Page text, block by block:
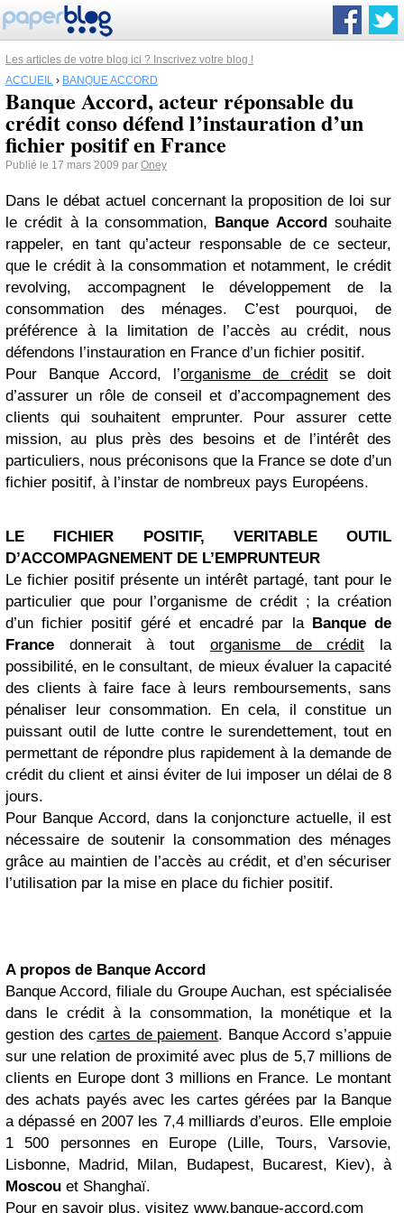
Les articles de votre blog ici ? Inscrivez votre blog !
ACCUEIL › BANQUE ACCORD
Banque Accord, acteur réponsable du
crédit conso défend l’instauration d’un
fichier positif en France
Publié le 17 mars 2009 par Oney
Dans le débat actuel concernant la proposition de loi sur
le crédit à la consommation, Banque Accordsouhaite
rappeler, en tant qu’acteur responsable de ce secteur,
que le crédit à la consommation et notamment, le crédit
revolving, accompagnent le développement de la
consommation des ménages. C’est pourquoi, de
préférence à la limitation de l’accès au crédit, nous
défendons l’instauration en France d’un fichier positif.
Pour Banque Accord, l’organisme de créditse doit
d’assurer un rôle de conseil et d’accompagnement des
clients qui souhaitent emprunter. Pour assurer cette
mission, au plus près des besoins et de l’intérêt des
particuliers, nous préconisons que la France se dote d’un
fichier positif, à l’instar de nombreux pays Européens.
LE FICHIER POSITIF, VERITABLE OUTIL
D’ACCOMPAGNEMENT DE L’EMPRUNTEUR
Le fichier positif présente un intérêt partagé, tant pour le
particulier que pour l’organisme de crédit ; la création
d’un fichier positif géré et encadré par la Banque de
France donnerait à tout organisme de crédit la
possibilité, en le consultant, de mieux évaluer la capacité
des clients à faire face à leurs remboursements, sans
pénaliser leur consommation. En cela, il constitue un
puissant outil de lutte contre le surendettement, tout en
permettant de répondre plus rapidement à la demande de
crédit du client et ainsi éviter de lui imposer un délai de 8
jours.
Pour Banque Accord, dans la conjoncture actuelle, il est
nécessaire de soutenir la consommation des ménages
grâce au maintien de l’accès au crédit, et d’en sécuriser
l’utilisation par la mise en place du fichier positif.
A propos de Banque Accord
Banque Accord, filiale du Groupe Auchan, est spécialisée
dans le crédit à la consommation, la monétique et la
gestion des cartes de paiement. Banque Accord s’appuie
sur une relation de proximité avec plus de 5,7 millions de
clients en Europe dont 3 millions en France. Le montant
des achats payés avec les cartes gérées par la Banque
a dépassé en 2007 les 7,4 milliards d’euros. Elle emploie
1 500 personnes en Europe (Lille, Tours, Varsovie,
Lisbonne, Madrid, Milan, Budapest, Bucarest, Kiev), à
Moscou et Shanghaï.
Pour en savoir plus, visitez www.banque-accord.com